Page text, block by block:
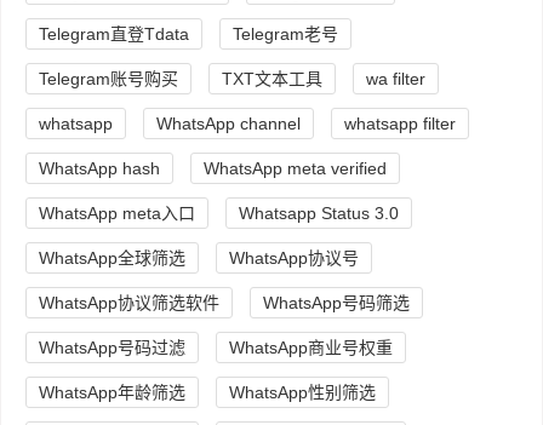
Telegram直登Tdata Telegram老号
Telegram账号购买 TXT文本工具 wa filter
whatsapp WhatsApp channel whatsapp filter
WhatsApp hash WhatsApp meta verified
WhatsApp meta入口 Whatsapp Status 3.0
WhatsApp全球筛选 WhatsApp协议号
WhatsApp协议筛选软件 WhatsApp号码筛选
WhatsApp号码过滤 WhatsApp商业号权重
WhatsApp年龄筛选 WhatsApp性别筛选